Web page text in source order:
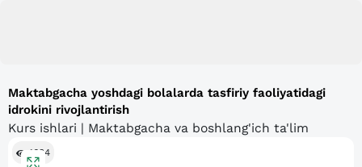
Maktabgacha yoshdagi bolalarda tasfiriy faoliyatidagi
idrokini rivojlantirish
Kurs ishlari | Maktabgacha va boshlang'ich ta'lim
1634